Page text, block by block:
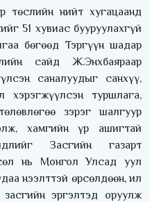
төслийн нийт хугацаанд
51 хувиас бууруулахгүй
бөгөөд Тэргүүн шадар
сайд Ж.Энхбаяраар
саналуудыг санхүү,
хэрэгжүүлсэн туршлага,
зэрэг шалгуур
хамгийн үр ашигтай
Засгийн газарт
нь Монгол Улсад уул
нээлттэй өрсөлдөөн, ил
эргэлтэд оруулж